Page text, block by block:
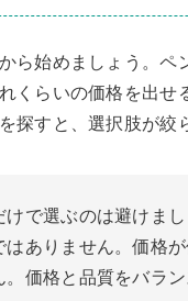
ら始めましょう。ペ
くらいの価格を出
探すと、選択肢が絞
けで選ぶのは避けま
はありません。価格
。価格と品質をバラ